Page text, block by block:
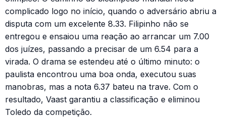
complicado logo no início, quando o adversário abriu a
disputa com um excelente 8.33. Filipinho não se
entregou e ensaiou uma reação ao arrancar um 7.00
dos juízes, passando a precisar de um 6.54 para a
virada. O drama se estendeu até o último minuto: o
paulista encontrou uma boa onda, executou suas
manobras, mas a nota 6.37 bateu na trave. Com o
resultado, Vaast garantiu a classificação e eliminou
Toledo da competição.